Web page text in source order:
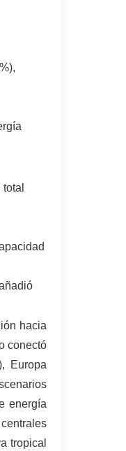
hacia
conectó
Europa
energía
tropical